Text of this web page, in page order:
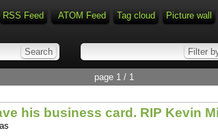
RSS Feed ATOM Feed Tag cloud Picture wall
page 1 / 1
his business card. RIP Kevin